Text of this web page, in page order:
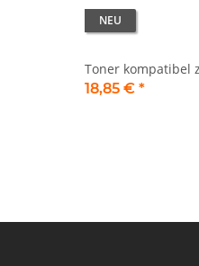
NEU
Toner kompatibel
18,85 € *